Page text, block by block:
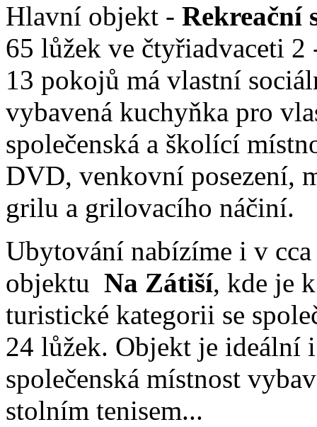
Hlavní objekt - Rekreační
65 lůžek ve čtyřiadvaceti
13 pokojů má vlastní
vybavená kuchyňka pro
společenská a školící
DVD, venkovní posezení,
grilu a grilovacího náčiní.
Ubytování nabízíme i v
objektu Na Zátiší, kde je
turistické kategorii se
24 lůžek. Objekt je ideální
společenská místnost
stolním tenisem...